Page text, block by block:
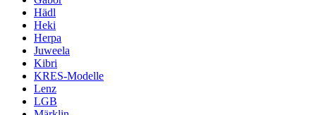
Hädl
Heki
Herpa
Juweela
Kibri
KRES-Modelle
Lenz
LGB